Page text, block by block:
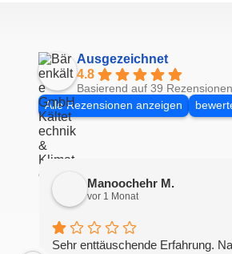
Ausgezeichnet
4.8
Basierend auf 39 Rezensionen
Alle Rezensionen anzeigen
Manoochehr M.
vor 1 Monat
Sehr enttäuschende Erfahrung.